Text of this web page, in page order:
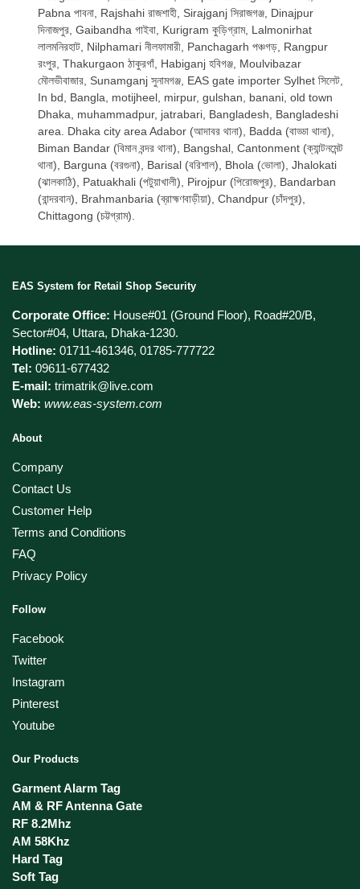
Pabna পাবনা, Rajshahi রাজশাহী, Sirajganj সিরাজগঞ্জ, Dinajpur
দিনাজপুর, Gaibandha গাইবা, Kurigram কুড়িগ্রাম, Lalmonirhat
লালমনিরহাট, Nilphamari নীলফামারী, Panchagarh পঞ্চগড়, Rangpur
রংপুর, Thakurgaon ঠাকুরগাঁ, Habiganj হবিগঞ্জ, Moulvibazar
মৌলভীবাজার, Sunamganj সুনামগঞ্জ, EAS gate importer Sylhet সিলেট,
In bd, Bangla, motijheel, mirpur, gulshan, banani, old town
Dhaka, muhammadpur, jatrabari, Bangladesh, Bangladeshi
area. Dhaka city area Adabor (আদাবর থানা), Badda (বাড্ডা থানা),
Biman Bandar (বিমান বন্দর থানা), Bangshal, Cantonment (ক্যান্টনমেন্ট
থানা), Barguna (বরগুনা), Barisal (বরিশাল), Bhola (ভোলা), Jhalokati
(ঝালকাঠি), Patuakhali (পটুয়াখালী), Pirojpur (পিরোজপুর), Bandarban
(বান্দরবান), Brahmanbaria (ব্রাহ্মণবাড়ীয়া), Chandpur (চাঁদপুর),
Chittagong (চট্টগ্রাম).
EAS System for Retail Shop Security
Corporate Office: House#01 (Ground Floor), Road#20/B,
Sector#04, Uttara, Dhaka-1230.
Hotline: 01711-461346, 01785-777722
Tel: 09611-677432
E-mail: trimatrik@live.com
Web: www.eas-system.com
About
Company
Contact Us
Customer Help
Terms and Conditions
FAQ
Privacy Policy
Follow
Facebook
Twitter
Instagram
Pinterest
Youtube
Our Products
Garment Alarm Tag
AM & RF Antenna Gate
RF 8.2Mhz
AM 58Khz
Hard Tag
Soft Tag